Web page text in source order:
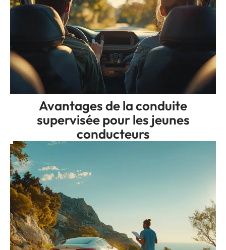
Avantages de la conduite
supervisée pour les jeunes
conducteurs